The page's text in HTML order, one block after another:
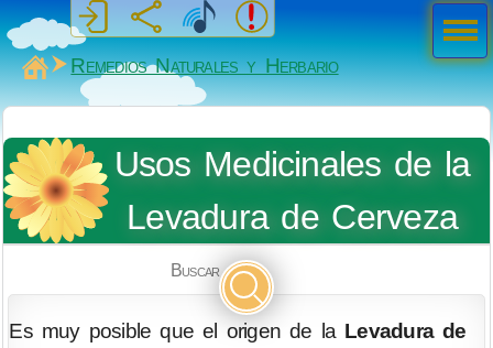
MiSabueso
Remedios Naturales y Herbario
Usos Medicinales de la
Levadura de Cerveza
Buscar
Es muy posible que el origen de la Levadura de
Men
ú